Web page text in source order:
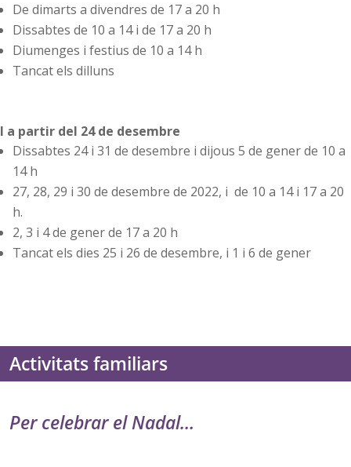
De dimarts a divendres de 17 a 20 h
Dissabtes de 10 a 14 i de 17 a 20 h
Diumenges i festius de 10 a 14 h
Tancat els dilluns
I a partir del 24 de desembre
Dissabtes 24 i 31 de desembre i dijous 5 de gener de 10 a
14 h
27, 28, 29 i 30 de desembre de 2022, i de 10 a 14 i 17 a 20
h.
2, 3 i 4 de gener de 17 a 20 h
Tancat els dies 25 i 26 de desembre, i 1 i 6 de gener
Activitats familiars
Per celebrar el Nadal…